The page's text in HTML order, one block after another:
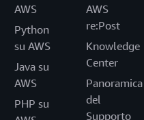
AWS
Python
su AWS
Java su
AWS
PHP su
AWS
re:Post
Knowledge
Center
Panoramica
del
Supporto